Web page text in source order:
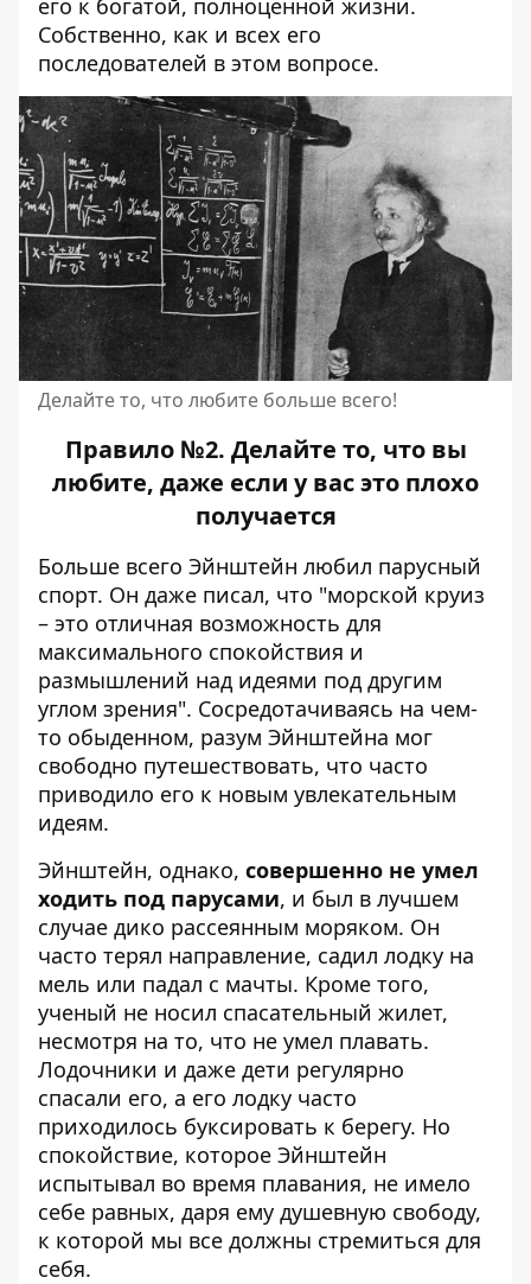
его к богатой, полноценной жизни.
Собственно, как и всех его
последователей в этом вопросе.
Делайте то, что любите больше всего!
Правило №2. Делайте то, что вы
любите, даже если у вас это плохо
получается
Больше всего Эйнштейн любил парусный
спорт. Он даже писал, что "морской круиз
– это отличная возможность для
максимального спокойствия и
размышлений над идеями под другим
углом зрения". Сосредотачиваясь на чем-
то обыденном, разум Эйнштейна мог
свободно путешествовать, что часто
приводило его к новым увлекательным
идеям.
Эйнштейн, однако, совершенно не умел
ходить под парусами, и был в лучшем
случае дико рассеянным моряком. Он
часто терял направление, садил лодку на
мель или падал с мачты. Кроме того,
ученый не носил спасательный жилет,
несмотря на то, что не умел плавать.
Лодочники и даже дети регулярно
спасали его, а его лодку часто
приходилось буксировать к берегу. Но
спокойствие, которое Эйнштейн
испытывал во время плавания, не имело
себе равных, даря ему душевную свободу,
к которой мы все должны стремиться для
себя.